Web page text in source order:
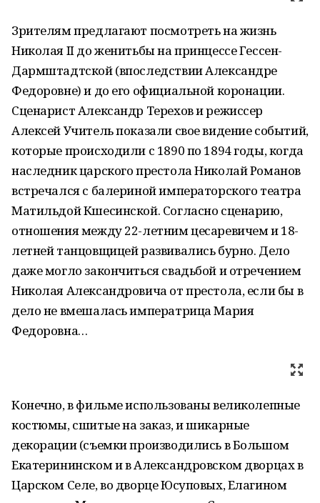
Зрителям предлагают посмотреть на жизнь
Николая II до женитьбы на принцессе Гессен-
Дармштадтской (впоследствии Александре
Федоровне) и до его официальной коронации.
Сценарист Александр Терехов и режиссер
Алексей Учитель показали свое видение событий,
которые происходили с 1890 по 1894 годы, когда
наследник царского престола Николай Романов
встречался с балериной императорского театра
Матильдой Кшесинской. Согласно сценарию,
отношения между 22-летним цесаревичем и 18-
летней танцовщицей развивались бурно. Дело
даже могло закончиться свадьбой и отречением
Николая Александровича от престола, если бы в
дело не вмешалась императрица Мария
Федоровна…
Конечно, в фильме использованы великолепные
костюмы, сшитые на заказ, и шикарные
декорации (съемки производились в Большом
Екатерининском и в Александровском дворцах в
Царском Селе, во дворце Юсуповых, Елагином